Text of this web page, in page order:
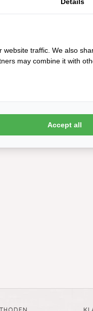
€7,90
traffic. We also
may combine it with
Accept all